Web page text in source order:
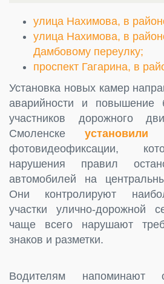
улица Нахимова, в
улица Нахимова, в
Дамбовому переулку;
проспект Гагарина, в
Установка новых камер
аварийности и повышение
участников дорожного
Смоленске
фотовидеофиксации,
нарушения правил
автомобилей на
Они контролируют
участки улично-дорожной
чаще всего нарушают
знаков и разметки.
Водителям напоминают